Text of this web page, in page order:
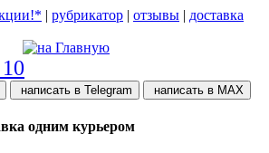
| рубрикатор | отзывы | доставка
написать в Telegram написать в МАХ
одним курьером